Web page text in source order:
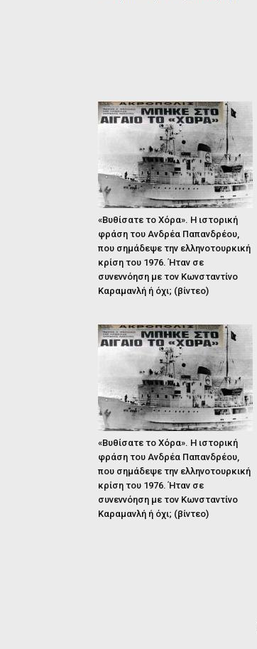
«Βυθίσατε το Χόρα». Η ιστορική
φράση του Ανδρέα Παπανδρέου,
που σημάδεψε την ελληνοτουρκική
κρίση του 1976. Ήταν σε
συνεννόηση με τον Κωνσταντίνο
Καραμανλή ή όχι; (βίντεο)
«Βυθίσατε το Χόρα». Η ιστορική
φράση του Ανδρέα Παπανδρέου,
που σημάδεψε την ελληνοτουρκική
κρίση του 1976. Ήταν σε
συνεννόηση με τον Κωνσταντίνο
Καραμανλή ή όχι; (βίντεο)